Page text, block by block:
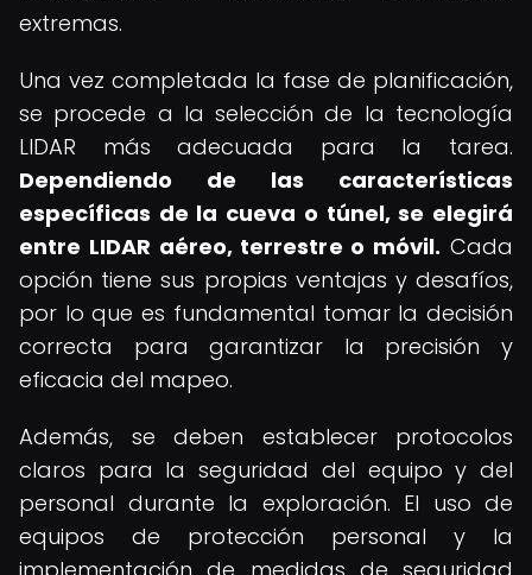
extremas.
Una vez completada la fase de planificación,
se procede a la selección de la tecnología
LIDAR más adecuada para la tarea.
Dependiendo de las características
específicas de la cueva o túnel, se elegirá
entre LIDAR aéreo, terrestre o móvil. Cada
opción tiene sus propias ventajas y desafíos,
por lo que es fundamental tomar la decisión
correcta para garantizar la precisión y
eficacia del mapeo.
Además, se deben establecer protocolos
claros para la seguridad del equipo y del
personal durante la exploración. El uso de
equipos de protección personal y la